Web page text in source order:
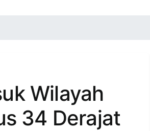
Wilayah
34 Derajat